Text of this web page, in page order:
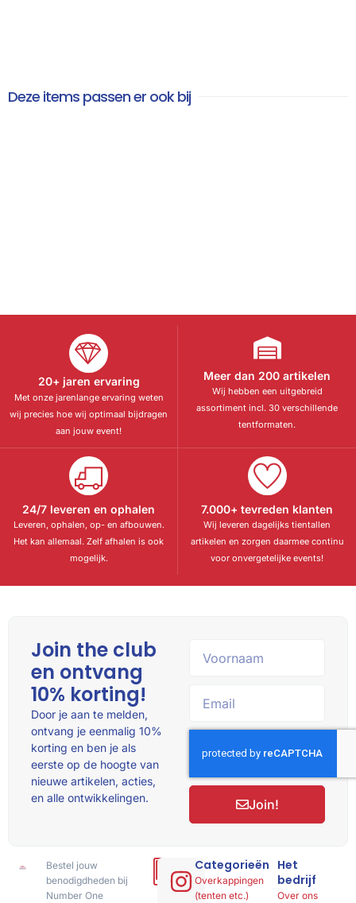
Deze items passen er ook bij
20+ jaren ervaring
Met onze jarenlange ervaring weten
wij precies hoe wij optimaal bijdragen
aan jouw event!
Meer dan 200 artikelen
Wij hebben een uitgebreid
assortiment incl. 30 verschillende
tentformaten.
24/7 leveren en ophalen
Leveren, ophalen, op- en afbouwen.
Het kan allemaal. Zelf afhalen is ook
mogelijk.
7.000+ tevreden klanten
Wij leveren dagelijks tientallen
artikelen en zorgen daarmee continu
voor onvergetelijke events!
Bestel jouw
benodigdheden bij
Number One
Hulp
of
advies
Categorieën
Overkappingen
(tenten etc.)
Het
bedrijf
Over ons
Join the club
en ontvang
10% korting!
Door je aan te melden,
ontvang je eenmalig 10%
korting en ben je als
eerste op de hoogte van
nieuwe artikelen, acties,
en alle ontwikkelingen.
Join!